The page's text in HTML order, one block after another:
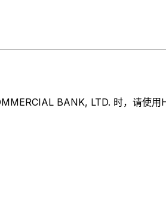
BANK, LTD. 时，请使用